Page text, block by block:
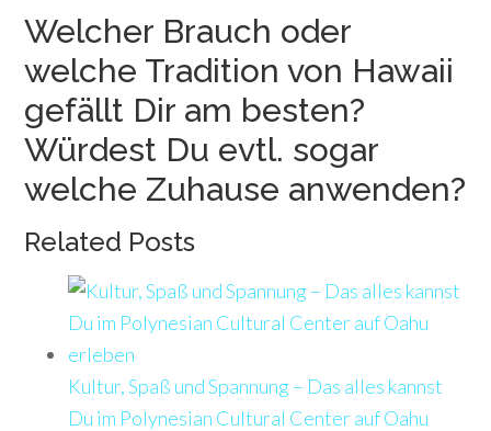
Welcher Brauch oder
welche Tradition von Hawaii
gefällt Dir am besten?
Würdest Du evtl. sogar
welche Zuhause anwenden?
Related Posts
Kultur, Spaß und Spannung – Das alles kannst
Du im Polynesian Cultural Center auf Oahu